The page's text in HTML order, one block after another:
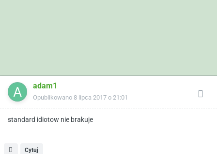
adam1
Opublikowano 8 lipca 2017 o 21:01
standard idiotow nie brakuje
Cytuj